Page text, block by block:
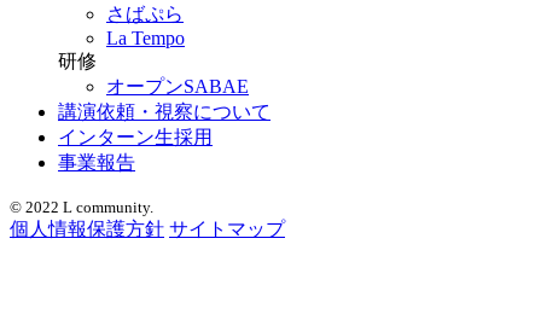
さばぷら
La Tempo
研修
オープンSABAE
講演依頼・視察について
インターン生採用
事業報告
© 2022 L community.
個人情報保護方針 サイトマップ